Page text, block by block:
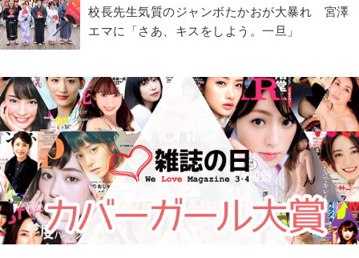
校長先生気質のジャンボたかおが大暴れ 宮澤
エマに「さあ、キスをしよう。一旦」